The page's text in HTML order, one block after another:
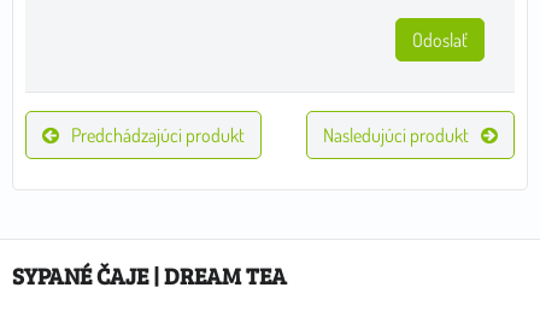
Odoslať
Predchádzajúci produkt Nasledujúci produkt
SYPANÉ ČAJE | DREAM TEA